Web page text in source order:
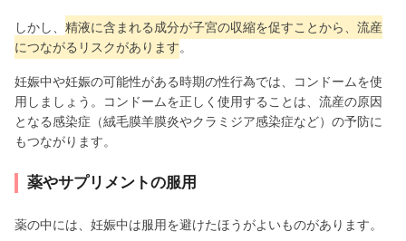
しかし、 精液に含まれる成分が子宮の収縮を促すことから、流産
につながるリスクがあります。
妊娠中や妊娠の可能性がある時期の性行為では、コンドームを使
用しましょう。コンドームを正しく使用することは、流産の原因
となる感染症（絨毛膜羊膜炎やクラミジア感染症など）の予防に
もつながります。
薬やサプリメントの服用
薬の中には、妊娠中は服用を避けたほうがよいものがあります。